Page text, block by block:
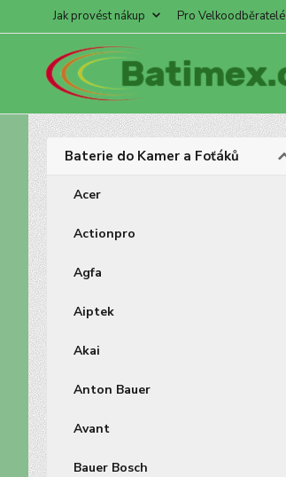
Jak provést nákup Pro Velkoodběratelé
Baterie do Kamer a Foťáků
Acer
Actionpro
Agfa
Aiptek
Akai
Anton Bauer
Avant
Bauer Bosch